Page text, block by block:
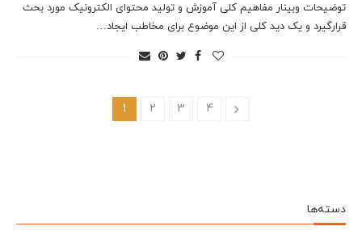
توضیحات وبینار مفاهیم کلی آموزش و تولید محتوای الکترونیک مورد بحث
قرارگیرد و یک دید کلی از این موضوع برای مخاطب ایجاد…
1 2 3 4
دسته‌ها